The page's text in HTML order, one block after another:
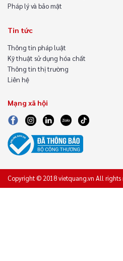
Pháp lý và bảo mật
Tin tức
Thông tin pháp luật
Kỹ thuật sử dụng hóa chất
Thông tin thị trường
Liên hệ
Mạng xã hội
Copyright © 2018 vietquang.vn All rights